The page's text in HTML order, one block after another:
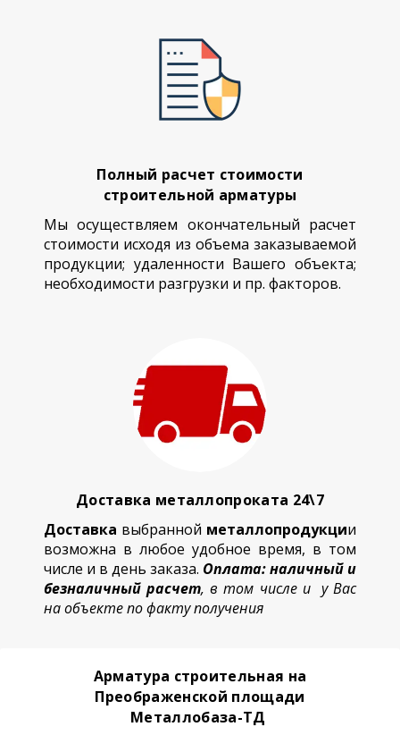
Полный расчет стоимости
строительной арматуры
Мы осуществляем окончательный расчет
стоимости исходя из объема заказываемой
продукции; удаленности Вашего объекта;
необходимости разгрузки и пр. факторов.
Доставка металлопроката 24\7
Доставка выбранной металлопродукции
возможна в любое удобное время, в том
числе и в день заказа. Оплата: наличный и
безналичный расчет, в том числе и у Вас
на объекте по факту получения
Арматура строительная на
Преображенской площади
Металлобаза-ТД